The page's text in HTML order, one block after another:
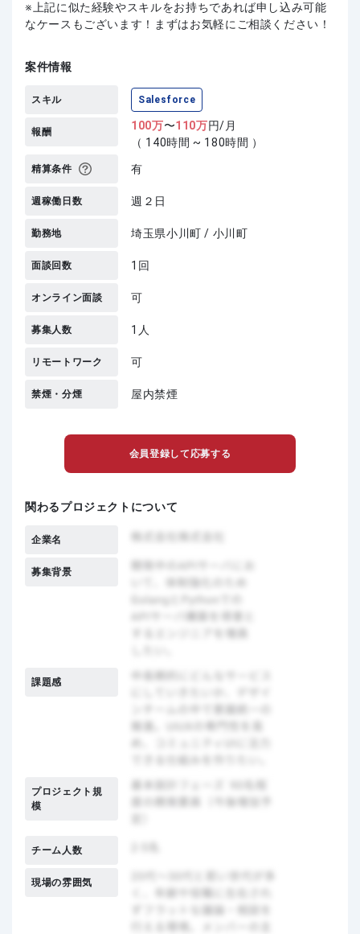
上記に似た経験やスキルをお持ちであれば申し込み可能
なケースもございます！まずはお気軽にご相談ください！
案件情報
スキル Salesforce
報酬 100万〜110万円/月
（ 140時間 ~ 180時間 ）
精算条件 有
週稼働日数 週２日
勤務地 埼玉県小川町 / 小川町
面談回数 1回
オンライン面談 可
募集人数 1人
リモートワーク 可
禁煙・分煙 屋内禁煙
会員登録して応募する
関わるプロジェクトについて
企業名
募集背景
課題感
プロジェクト規
模
チーム人数
現場の雰囲気